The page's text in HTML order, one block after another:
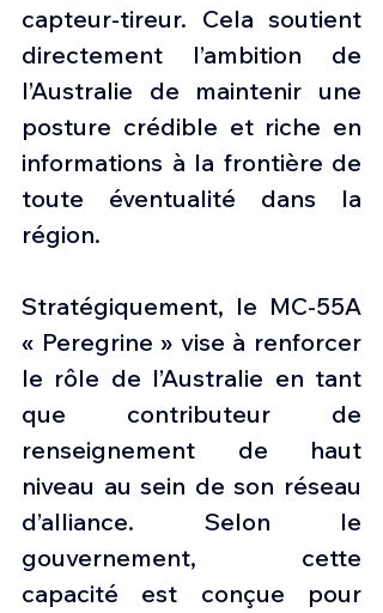
capteur-tireur. Cela soutient
directement l’ambition de
l’Australie de maintenir une
posture crédible et riche en
informations à la frontière de
toute éventualité dans la
région.
Stratégiquement, le MC-55A
« Peregrine » vise à renforcer
le rôle de l’Australie en tant
que contributeur de
renseignement de haut
niveau au sein de son réseau
d’alliance. Selon le
gouvernement, cette
capacité est conçue pour